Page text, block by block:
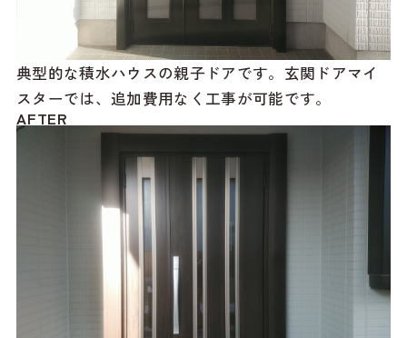
典型的な積水ハウスの親子ドアです。玄関ドアマイ
スターでは、追加費用なく工事が可能です。
AFTER